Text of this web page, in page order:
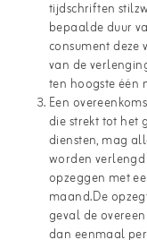
tijdschriften
bepaalde duur
consument deze
van de
ten hoogste één
Een
die strekt tot het
diensten, mag
worden
opzeggen met
maand.De
geval de
dan eenmaal